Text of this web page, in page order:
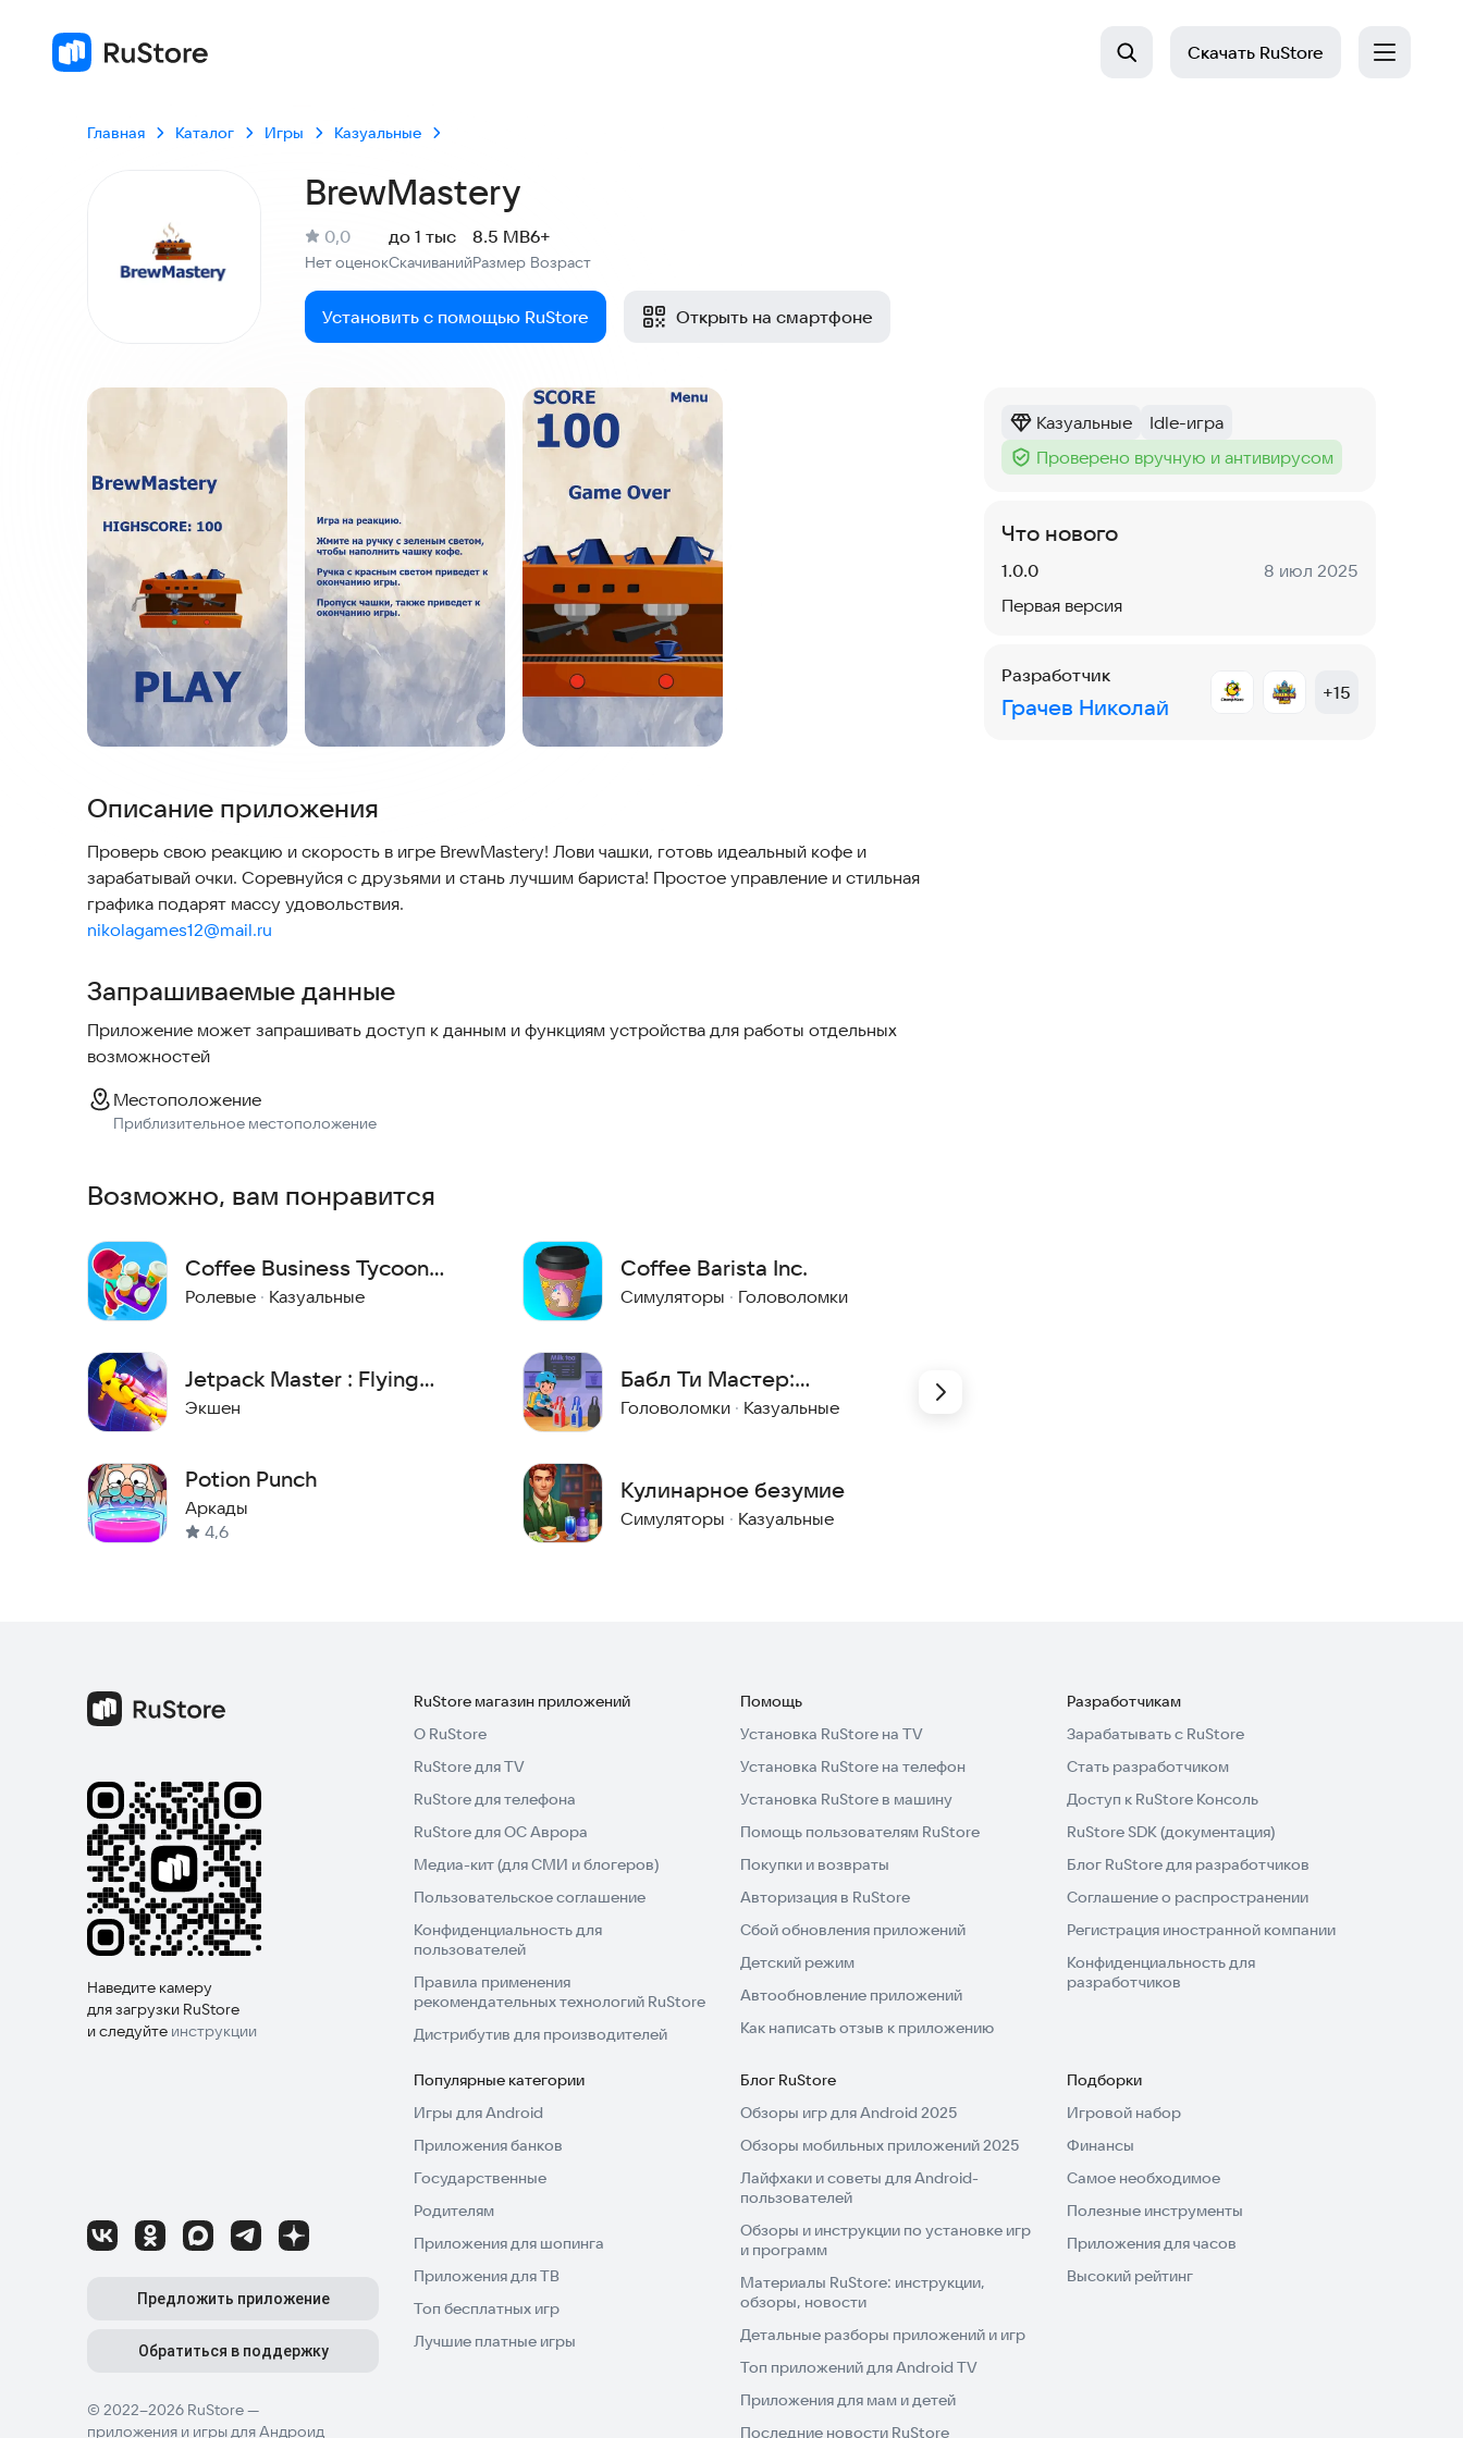
Скачать RuStore
Главная Каталог Игры Казуальные
BrewMastery
Рейтинг:
0,0
Нет оценокСкачиваний
до 1 тыс
Размер
8.5 MB
Возраст
6+
Установить с помощью RuStore Открыть на смартфоне
Скриншоты
Описание приложения
Проверь свою реакцию и скорость в игре BrewMastery! Лови чашки, готовь идеальный кофе и
зарабатывай очки. Соревнуйся с друзьями и стань лучшим бариста! Простое управление и стильная
nikolagames12@mail.ru
Запрашиваемые данные
Приложение может запрашивать доступ к данным и функциям устройства для работы отдельных
возможностей
Местоположение
Приблизительное местоположение
Возможно, вам понравится
Coffee Business Tycoon
Game: Coffee Shop
Ролевые · Казуальные
Jetpack Master : Flying
Action
Экшен
Potion Punch
Аркады
4,6
Coffee Barista Inc.
Симуляторы · Головоломки
Бабл Ти Мастер:
Сортировка
Головоломки · Казуальные
Кулинарное безумие
Симуляторы · Казуальные
Категория:
Казуальные
Тег:
Idle-игра
Тег :
Проверено вручную и антивирусом
Что нового
Версия:
1.0.0 Дата:
8 июл 2025
Первая версия
Разработчик
Грачев Николай
+15
Наведите камеру
для загрузки RuStore
и следуйте инструкции
© 2022–2026 RuStore —
приложения и игры для Андроид
Предложить приложение
Обратиться в поддержку
RuStore магазин приложений
О RuStore
RuStore для TV
RuStore для телефона
RuStore для ОС Аврора
Медиа-кит (для СМИ и блогеров)
Пользовательское соглашение
Конфиденциальность для
пользователей
Правила применения
рекомендательных технологий RuStore
Дистрибутив для производителей
Помощь
Установка RuStore на TV
Установка RuStore на телефон
Установка RuStore в машину
Помощь пользователям RuStore
Покупки и возвраты
Авторизация в RuStore
Сбой обновления приложений
Детский режим
Автообновление приложений
Как написать отзыв к приложению
Разработчикам
Зарабатывать с RuStore
Стать разработчиком
Доступ к RuStore Консоль
RuStore SDK (документация)
Блог RuStore для разработчиков
Соглашение о распространении
Регистрация иностранной компании
Конфиденциальность для
разработчиков
Популярные категории
Игры для Android
Приложения банков
Государственные
Родителям
Приложения для шопинга
Приложения для ТВ
Топ бесплатных игр
Лучшие платные игры
Блог RuStore
Обзоры игр для Android 2025
Обзоры мобильных приложений 2025
Лайфхаки и советы для Android-
пользователей
Обзоры и инструкции по установке игр
и программ
Материалы RuStore: инструкции,
обзоры, новости
Детальные разборы приложений и игр
Топ приложений для Android TV
Приложения для мам и детей
Последние новости RuStore
Подборки
Игровой набор
Финансы
Самое необходимое
Полезные инструменты
Приложения для часов
Высокий рейтинг